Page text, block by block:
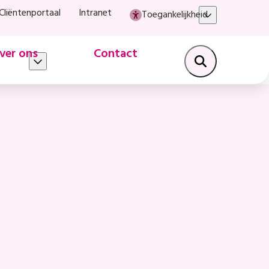
Intranet Toegankelijkheid
ons Contact